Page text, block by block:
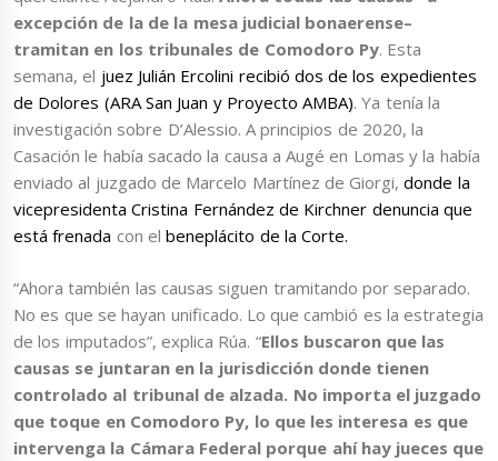
excepción de la de la mesa judicial bonaerense–
tramitan en los tribunales de Comodoro Py. Esta
semana, el juez Julián Ercolini recibió dos de los expedientes
de Dolores (ARA San Juan y Proyecto AMBA). Ya tenía la
investigación sobre D’Alessio. A principios de 2020, la
Casación le había sacado la causa a Augé en Lomas y la había
enviado al juzgado de Marcelo Martínez de Giorgi,donde la
vicepresidenta Cristina Fernández de Kirchner denuncia que
está frenada con el beneplácito de la Corte.
“Ahora también las causas siguen tramitando por separado.
No es que se hayan unificado. Lo que cambió es la estrategia
de los imputados”, explica Rúa. “Ellos buscaron que las
causas se juntaran en la jurisdicción donde tienen
controlado al tribunal de alzada. No importa el juzgado
que toque en Comodoro Py, lo que les interesa es que
intervenga la Cámara Federal porque ahí hay jueces que